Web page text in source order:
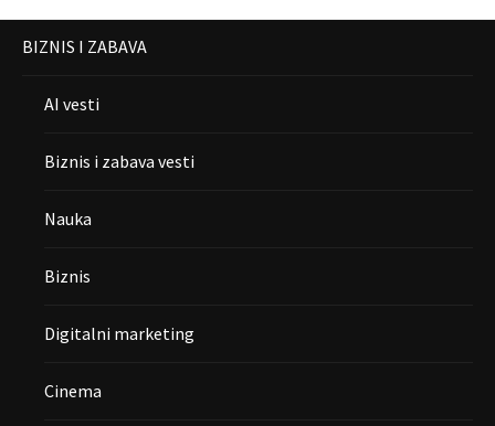
BIZNIS I ZABAVA
AI vesti
Biznis i zabava vesti
Nauka
Biznis
Digitalni marketing
Cinema